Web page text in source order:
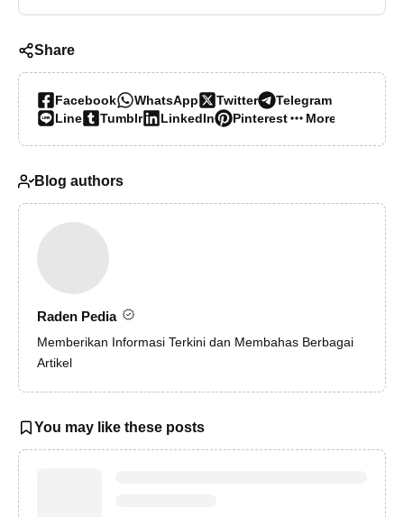
Share
Facebook WhatsApp Twitter
Telegram
Line
Tumblr LinkedIn Pinterest More…
Blog authors
Raden Pedia
Memberikan Informasi Terkini dan Membahas Berbagai
Artikel
You may like these posts